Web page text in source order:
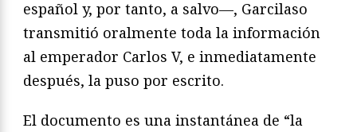
español y, por tanto, a salvo—, Garcilaso
transmitió oralmente toda la información
al emperador Carlos V, e inmediatamente
después, la puso por escrito.
El documento es una instantánea de “la